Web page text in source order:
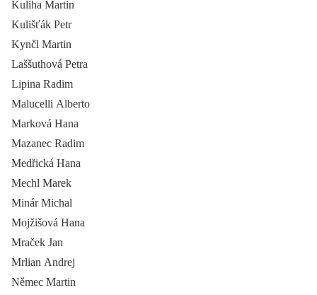
Kuliha Martin
Kulišťák Petr
Kynčl Martin
Laššuthová Petra
Lipina Radim
Malucelli Alberto
Marková Hana
Mazanec Radim
Medřická Hana
Mechl Marek
Minár Michal
Mojžišová Hana
Mraček Jan
Mrlian Andrej
Němec Martin